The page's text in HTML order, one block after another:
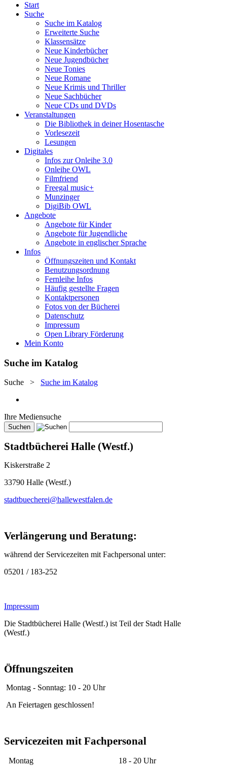
Start
Suche
Suche im Katalog
Erweiterte Suche
Klassensätze
Neue Kinderbücher
Neue Jugendbücher
Neue Tonies
Neue Romane
Neue Krimis und Thriller
Neue Sachbücher
Neue CDs und DVDs
Veranstaltungen
Die Bibliothek in deiner Hosentasche
Vorlesezeit
Lesungen
Digitales
Infos zur Onleihe 3.0
Onleihe OWL
Filmfriend
Freegal music+
Munzinger
DigiBib OWL
Angebote
Angebote für Kinder
Angebote für Jugendliche
Angebote in englischer Sprache
Infos
Öffnungszeiten und Kontakt
Benutzungsordnung
Fernleihe Infos
Häufig gestellte Fragen
Kontaktpersonen
Fotos von der Bücherei
Datenschutz
Impressum
Open Library Förderung
Mein Konto
Suche im Katalog
Suche > Suche im Katalog
Ihre Mediensuche
Stadtbücherei Halle (Westf.)
Kiskerstraße 2
33790 Halle (Westf.)
stadtbuecherei@hallewestfalen.de
Verlängerung und Beratung:
während der Servicezeiten mit Fachpersonal unter:
05201 / 183-252
Impressum
Die Stadtbücherei Halle (Westf.) ist Teil der Stadt Halle
(Westf.)
Öffnungszeiten
Montag - Sonntag: 10 - 20 Uhr
An Feiertagen geschlossen!
Servicezeiten mit Fachpersonal
Montag 18 - 20 Uhr